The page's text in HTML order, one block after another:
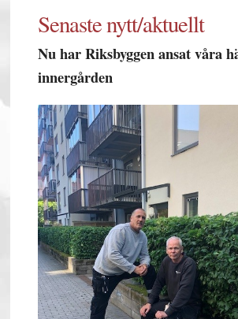
BOKNING GÄSTLÄGENHET
Senaste nytt/aktuellt
Nu har Riksbyggen ansat våra
innergården